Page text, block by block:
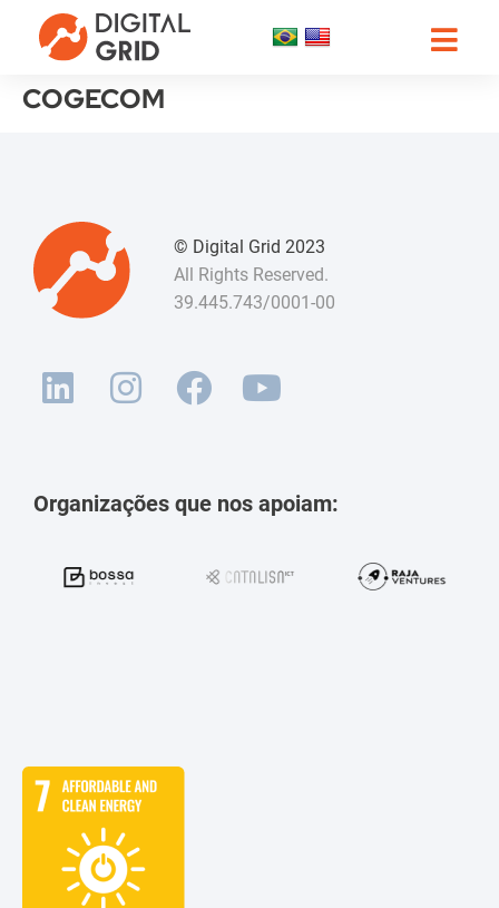
COGECOM
© Digital Grid 2023
All Rights Reserved.
39.445.743/0001-00
Organizações que nos apoiam: